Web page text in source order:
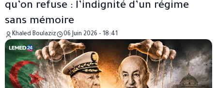
qu’on refuse : l’indignité d’un régime
sans mémoire
Khaled Boulaziz 06 Juin 2026 - 18:41